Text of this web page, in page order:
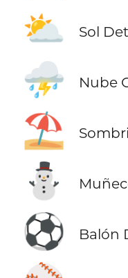
⛅ Sol
⛈️ Nube
⛱️
⛄
⚽ Balón